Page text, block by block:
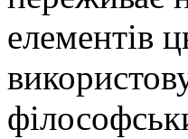
елементів